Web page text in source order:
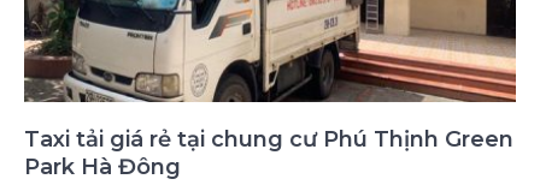
Taxi tải giá rẻ tại chung cư Phú Thịnh Green
Park Hà Đông